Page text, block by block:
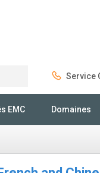
Service
EMC Domaines